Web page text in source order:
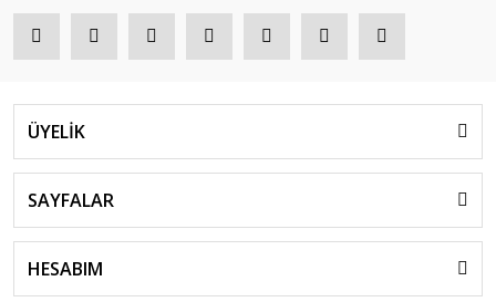
ÜYELİK
SAYFALAR
HESABIM